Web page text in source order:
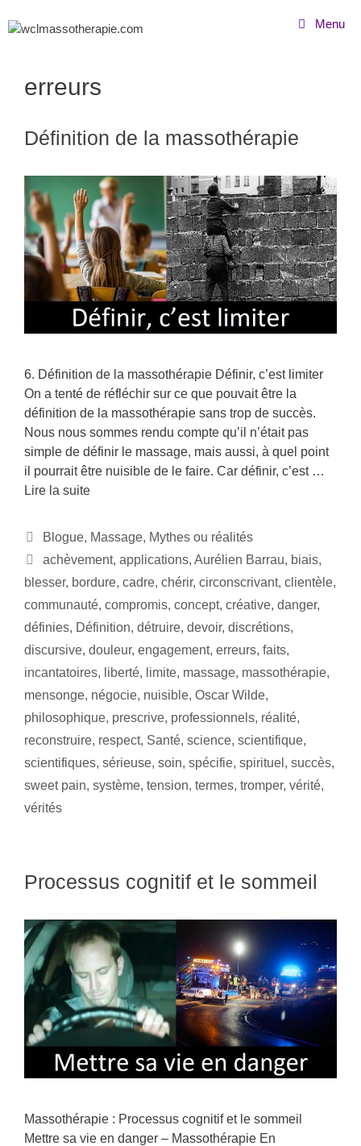
Menu
erreurs
Définition de la massothérapie
6. Définition de la massothérapie Définir, c’est limiter
On a tenté de réfléchir sur ce que pouvait être la
définition de la massothérapie sans trop de succès.
Nous nous sommes rendu compte qu’il n’était pas
simple de définir le massage, mais aussi, à quel point
il pourrait être nuisible de le faire. Car définir, c’est …
Lire la suite
Blogue, Massage, Mythes ou réalités
achèvement, applications, Aurélien Barrau, biais,
blesser, bordure, cadre, chérir, circonscrivant, clientèle,
communauté, compromis, concept, créative, danger,
définies, Définition, détruire, devoir, discrétions,
discursive, douleur, engagement, erreurs, faits,
incantatoires, liberté, limite, massage, massothérapie,
mensonge, négocie, nuisible, Oscar Wilde,
philosophique, prescrive, professionnels, réalité,
reconstruire, respect, Santé, science, scientifique,
scientifiques, sérieuse, soin, spécifie, spirituel , succès,
sweet pain, système, tension, termes, tromper, vérité,
vérités
Processus cognitif et le sommeil
Massothérapie : Processus cognitif et le sommeil
Mettre sa vie en danger – Massothérapie En